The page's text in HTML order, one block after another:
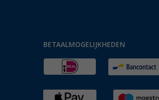
BETAALMOGELIJKHEDEN